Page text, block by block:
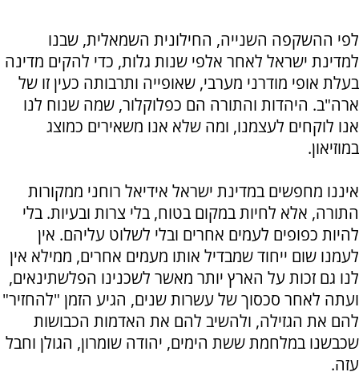
לפי ההשקפה השנייה, החילונית השמאלית, שבנו
למדינת ישראל לאחר אלפי שנות גלות, כדי להקים מדינה
בעלת אופי מודרני מערבי, שאופייה ותרבותה כעין זו של
ארה"ב. היהדות והתורה הם כפלוקלור, שמה שנוח לנו
אנו לוקחים לעצמנו, ומה שלא אנו משאירים כמוצג
במוזיאון.
איננו מחפשים במדינת ישראל אידיאל רוחני ממקורות
התורה, אלא לחיות במקום בטוח, בלי צרות ובעיות. בלי
להיות כפופים לעמים אחרים ובלי לשלוט עליהם. אין
לעמנו שום ייחוד שמבדיל אותו מעמים אחרים, ממילא אין
לנו גם זכות על הארץ יותר מאשר לשכנינו הפלשתינאים,
ועתה לאחר סכסוך של עשרות שנים, הגיע הזמן "להחזיר"
להם את הגזילה, ולהשיב להם את האדמות הכבושות
שכבשנו במלחמת ששת הימים, יהודה שומרון, הגולן וחבל
עזה.